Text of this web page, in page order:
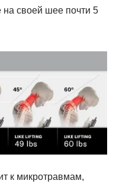
на своей шее почти 5
к микротравмам,